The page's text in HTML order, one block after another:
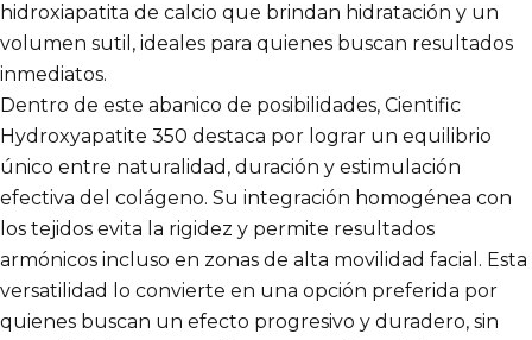
hidroxiapatita de calcio que brindan hidratación y un
volumen sutil, ideales para quienes buscan resultados
inmediatos.
Dentro de este abanico de posibilidades, Cientific
Hydroxyapatite 350 destaca por lograr un equilibrio
único entre naturalidad, duración y estimulación
efectiva del colágeno. Su integración homogénea con
los tejidos evita la rigidez y permite resultados
armónicos incluso en zonas de alta movilidad facial. Esta
versatilidad lo convierte en una opción preferida por
quienes buscan un efecto progresivo y duradero, sin